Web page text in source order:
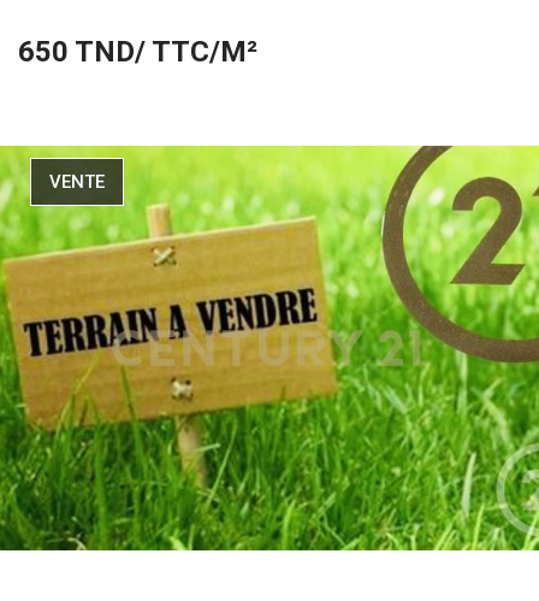
650 TND/ TTC/M²
VENTE